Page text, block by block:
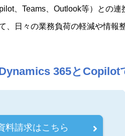
、Teams、Outlook等）との
、日々の業務負荷の軽減や情報
365とCopilot
料請求はこちら